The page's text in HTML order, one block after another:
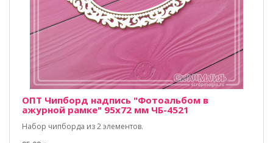
ОПТ Чипборд надпись "Фотоальбом в
ажурной рамке" 95х72 мм ЧБ-4521
Набор чипборда из 2 элементов.